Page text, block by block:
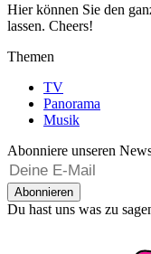
Hier können Sie den
lassen. Cheers!
Themen
TV
Panorama
Musik
Abonniere unseren
Abonnieren
Du hast uns was zu